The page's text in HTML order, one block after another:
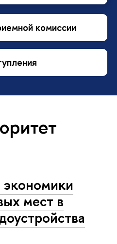
комиссии
мест в